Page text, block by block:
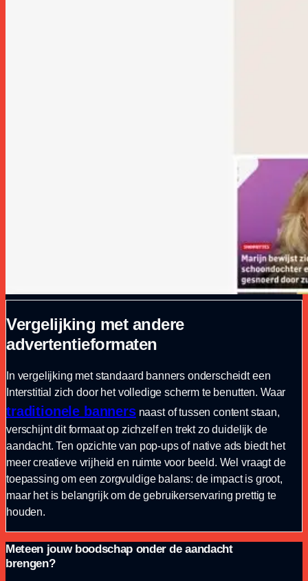
Vergelijking met andere
advertentieformaten
In vergelijking met standaard banners onderscheidt een
Interstitial zich door het volledige scherm te benutten. Waar
traditionele bannersnaast of tussen content staan,
verschijnt dit formaat op zichzelf en trekt zo duidelijk de
aandacht. Ten opzichte van pop-ups of native ads biedt het
meer creatieve vrijheid en ruimte voor beeld. Wel vraagt de
toepassing om een zorgvuldige balans: de impact is groot,
maar het is belangrijk om de gebruikerservaring prettig te
houden.
Meteen jouw boodschap onder de aandacht
brengen?